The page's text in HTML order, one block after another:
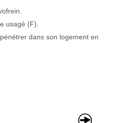
usagé (F).
dans son logement en